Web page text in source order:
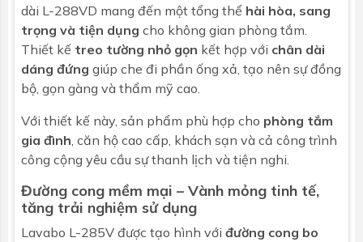
Loại chân Chân dài L-288VD
Men sứ chống
bám bẩn
Không
Bảo hành Nhấp để xem chính sách bảo hành
dài L-288VD mang đến một tổng thể hài hòa, sang
trọng và tiện dụng cho không gian phòng tắm.
Thiết kế treo tường nhỏ gọn kết hợp với chân dài
dáng đứng giúp che đi phần ống xả, tạo nên sự đồng
bộ, gọn gàng và thẩm mỹ cao.
Với thiết kế này, sản phẩm phù hợp cho phòng tắm
gia đình , căn hộ cao cấp, khách sạn và cả công trình
công cộng yêu cầu sự thanh lịch và tiện nghi.
Đường cong mềm mại – Vành mỏng tinh tế,
tăng trải nghiệm sử dụng
Lavabo L-285V được tạo hình với đường cong bo